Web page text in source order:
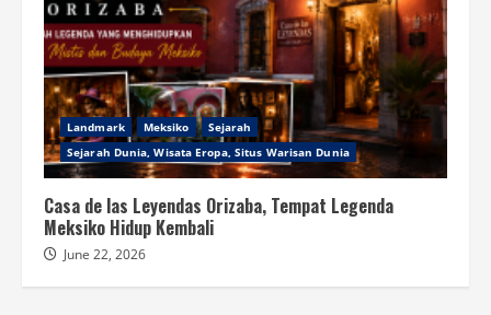
Landmark Meksiko
Sejarah
Sejarah Dunia, Wisata Eropa, Situs Warisan Dunia
Casa de las Leyendas Orizaba, Tempat Legenda
Meksiko Hidup Kembali
June 22, 2026